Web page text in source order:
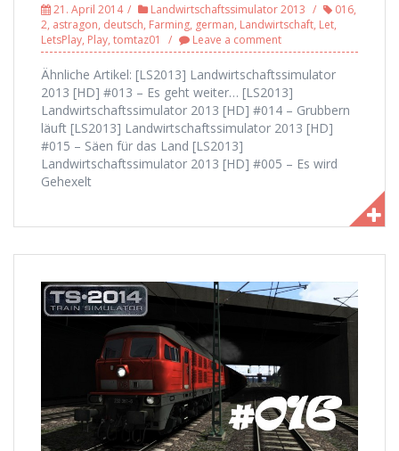
21. April 2014 Landwirtschaftssimulator 2013 016,
2, astragon, deutsch, Farming, german, Landwirtschaft, Let,
LetsPlay, Play, tomtaz01 Leave a comment
Ähnliche Artikel: [LS2013] Landwirtschaftssimulator
2013 [HD] #013 – Es geht weiter… [LS2013]
Landwirtschaftssimulator 2013 [HD] #014 – Grubbern
läuft [LS2013] Landwirtschaftssimulator 2013 [HD]
#015 – Säen für das Land [LS2013]
Landwirtschaftssimulator 2013 [HD] #005 – Es wird
Gehexelt